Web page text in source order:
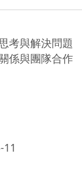
考與解決問題
係與團隊合作
11